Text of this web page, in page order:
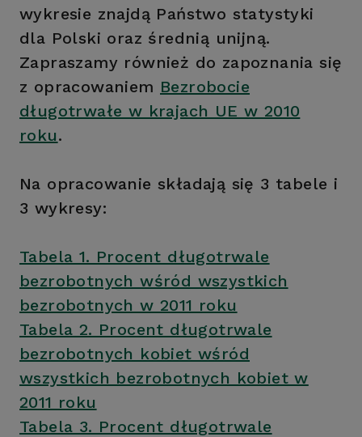
wykresie znajdą Państwo statystyki
dla Polski oraz średnią unijną.
Zapraszamy również do zapoznania się
z opracowaniem Bezrobocie
długotrwałe w krajach UE w 2010
roku.
Na opracowanie składają się 3 tabele i
3 wykresy:
Tabela 1. Procent długotrwale
bezrobotnych wśród wszystkich
bezrobotnych w 2011 roku
Tabela 2. Procent długotrwale
bezrobotnych kobiet wśród
wszystkich bezrobotnych kobiet w
2011 roku
Tabela 3. Procent długotrwale